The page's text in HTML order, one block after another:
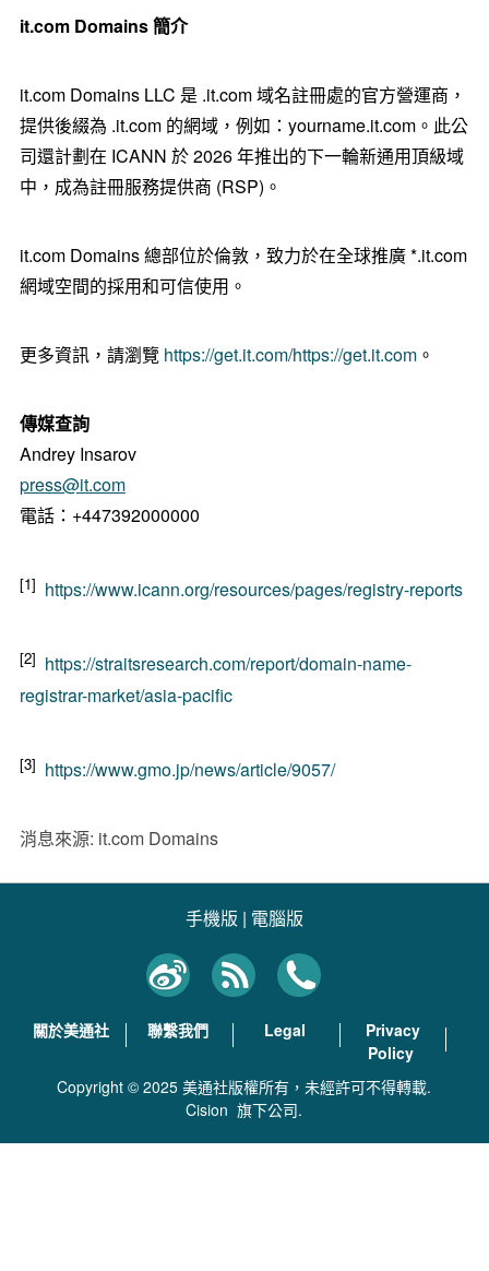
it.com Domains 簡介
it.com Domains LLC 是 .it.com 域名註冊處的官方營運商，
提供後綴為 .it.com 的網域，例如：yourname.it.com。此公
司還計劃在 ICANN 於 2026 年推出的下一輪新通用頂級域
中，成為註冊服務提供商 (RSP)。
it.com Domains 總部位於倫敦，致力於在全球推廣 *.it.com
網域空間的採用和可信使用。
更多資訊，請瀏覽 https://get.it.com/https://get.it.com。
傳媒查詢
Andrey Insarov
press@it.com
電話：+447392000000
[1] https://www.icann.org/resources/pages/registry-reports
[2] https://straitsresearch.com/report/domain-name-
registrar-market/asia-pacific
[3] https://www.gmo.jp/news/article/9057/
消息來源: it.com Domains
手機版 | 電腦版
關於美通社 聯繫我們 Legal
Privacy
Policy
Copyright © 2025 美通社版權所有，未經許可不得轉載.
Cision 旗下公司.